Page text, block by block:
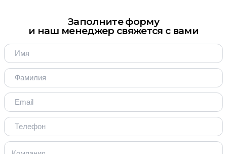
Заполните форму
и наш менеджер свяжется с вами